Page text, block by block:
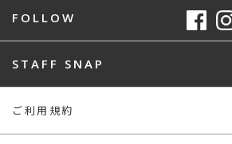
FOLLOW
STAFF SNAP
ご利用規約